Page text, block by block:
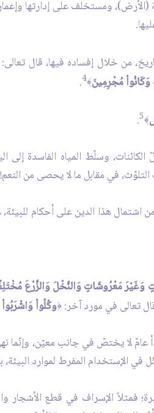
ومستخلف على إدارتها
من خلال إفساده فيها، قال تعالى:
وَكَانُواْ مُجْرِمِينَ﴾4
.
﴾5
.
وسلّط المياه الفاسدة
في مقابل ما لا يحصى من النعم!
اشتمال هذا الدين على أحكام
مَعْرُوشَاتٍ وَالنَّخْلَ وَالزَّرْعَ
تعالى في مورد آخر: ﴿وكُلُواْ
عامّ لا يختصّ في جانب معيّن، وإنّما
الإستخدام المفرط لموارد
فمثلاً الإسراف في قطع الأشجار